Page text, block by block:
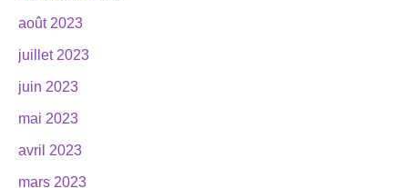
août 2023
juillet 2023
juin 2023
mai 2023
avril 2023
mars 2023